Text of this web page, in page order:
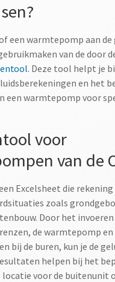
een warmtepomp aan de
van de door
. Deze tool helpt je
en het
een warmtepomp voor
voor
van de
Excelsheet die
zoals
Door het
de warmtepomp
bij de buren, kun je de
helpen bij het
voor de buitenunit